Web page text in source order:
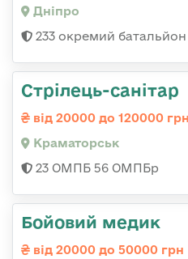
Дніпро
233 окремий
Стрілець-санітар
від 20000 до 120000 грн
Краматорськ
23 ОМПБ 56 ОМПБр
Бойовий медик
від 20000 до 50000 грн